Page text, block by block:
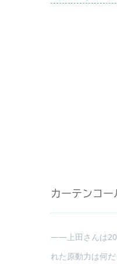
カーテンコ
――上田さんは
れた原動力は何